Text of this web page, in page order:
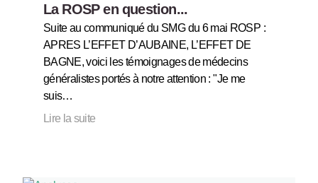
La ROSP en question...
Suite au communiqué du SMG du 6 mai ROSP :
APRES L’EFFET D’AUBAINE, L’EFFET DE
BAGNE, voici les témoignages de médecins
généralistes portés à notre attention : "Je me
suis…
Lire la suite